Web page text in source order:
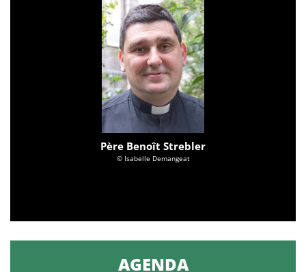
Père Benoît Strebler
© Isabelle Demangeat
AGENDA